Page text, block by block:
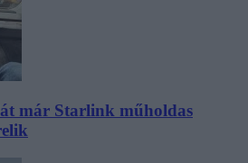
már Starlink műholdas